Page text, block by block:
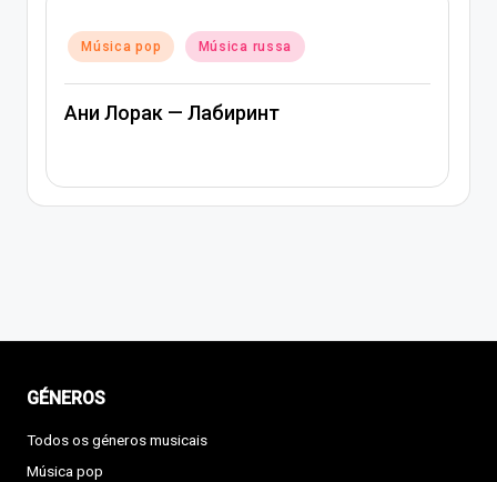
russa
in
GÉNEROS
Todos os géneros musicais
Música pop